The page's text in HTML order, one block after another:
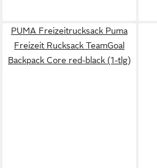
PUMA Freizeitrucksack Puma
Freizeit Rucksack TeamGoal
Backpack Core red-black (1-tlg)